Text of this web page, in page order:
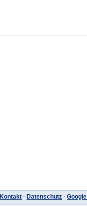
Kontakt · Datenschutz ·